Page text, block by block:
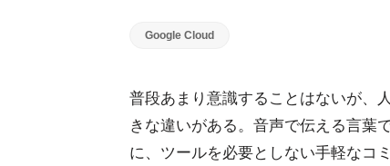
Google Cloud
普段あまり意識することはないが、
きな違いがある。音声で伝える言葉
に、ツールを必要としない手軽なコ